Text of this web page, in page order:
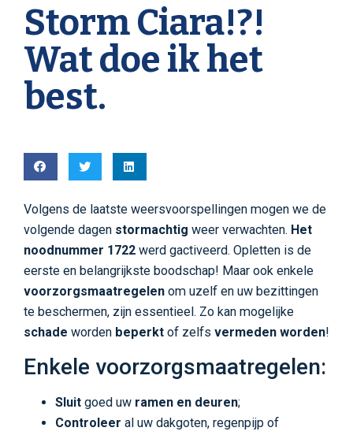
Storm Ciara!?!
Wat doe ik het
best.
Volgens de laatste weersvoorspellingen mogen we de
volgende dagen stormachtig weer verwachten. Het
noodnummer 1722 werd gactiveerd. Opletten is de
eerste en belangrijkste boodschap! Maar ook enkele
voorzorgsmaatregelen om uzelf en uw bezittingen
te beschermen, zijn essentieel. Zo kan mogelijke
schade worden beperkt of zelfs vermeden worden!
Enkele voorzorgsmaatregelen:
Sluit goed uw ramen en deuren;
Controleer al uw dakgoten, regenpijp of